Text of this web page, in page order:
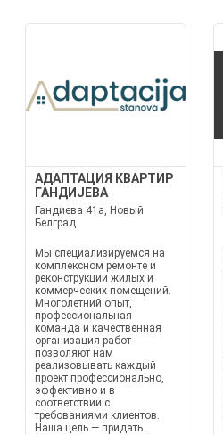
АДАПТАЦИЯ КВАРТИР
ГАНДИЈЕВА
Гандиева 41а, Новый
Белград
Мы специализируемся на
комплексном ремонте и
реконструкции жилых и
коммерческих помещений.
Многолетний опыт,
профессиональная
команда и качественная
организация работ
позволяют нам
реализовывать каждый
проект профессионально,
эффективно и в
соответствии с
требованиями клиентов.
Наша цель — придать...